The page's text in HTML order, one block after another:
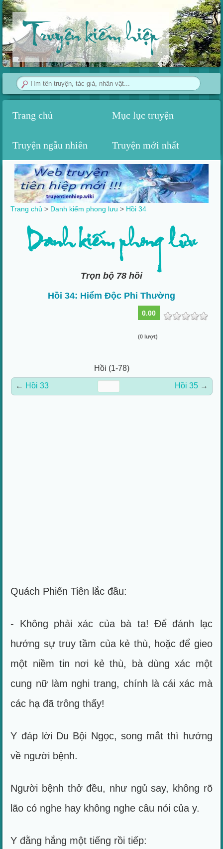
Truyện kiếm hiệp
Trang chủ Mục lục truyện
Truyện ngẫu nhiên Truyện mới nhất
Trang chủ > Danh kiếm phong lưu > Hồi 34
Danh kiếm phong lưu
Trọn bộ 78 hồi
Hồi 34: Hiểm Độc Phi Thường
0.00
(0 lượt)
Hồi (1-78)
← Hồi 33 Hồi 35 →
Quách Phiến Tiên lắc đầu:
- Không phải xác của bà ta! Để đánh lạc
hướng sự truy tầm của kẻ thù, hoặc để gieo
một niềm tin nơi kẻ thù, bà dùng xác một
cung nữ làm nghi trang, chính là cái xác mà
các hạ đã trông thấy!
Y đáp lời Du Bội Ngọc, song mắt thì hướng
về người bệnh.
Người bệnh thở đều, như ngủ say, không rõ
lão có nghe hay không nghe câu nói của y.
Y đằng hắng một tiếng rồi tiếp: